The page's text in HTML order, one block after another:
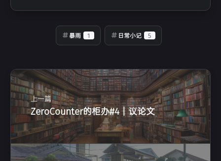
暴雨 1 日常小记 5
上一篇
ZeroCounter的柜办#4 | 议论文